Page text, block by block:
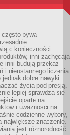
często bywa
o konieczności
inni zachęcają
inni budują przekaz
i nieustannego liczenia
dobre nawyki
życia pod presją.
lepiej sprawdza się
oparte na
i uważności na
codzienne wybory,
największe znaczenie.
jest różnorodność.